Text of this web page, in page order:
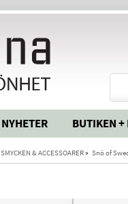
NYHETER BUTIKEN +
SMYCKEN & ACCESSOARER» Snö of